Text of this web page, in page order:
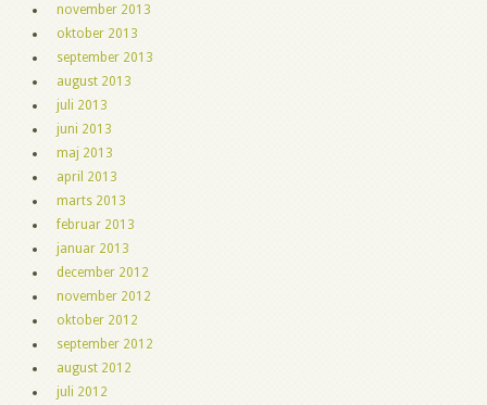
november 2013
oktober 2013
september 2013
august 2013
juli 2013
juni 2013
maj 2013
april 2013
marts 2013
februar 2013
januar 2013
december 2012
november 2012
oktober 2012
september 2012
august 2012
juli 2012